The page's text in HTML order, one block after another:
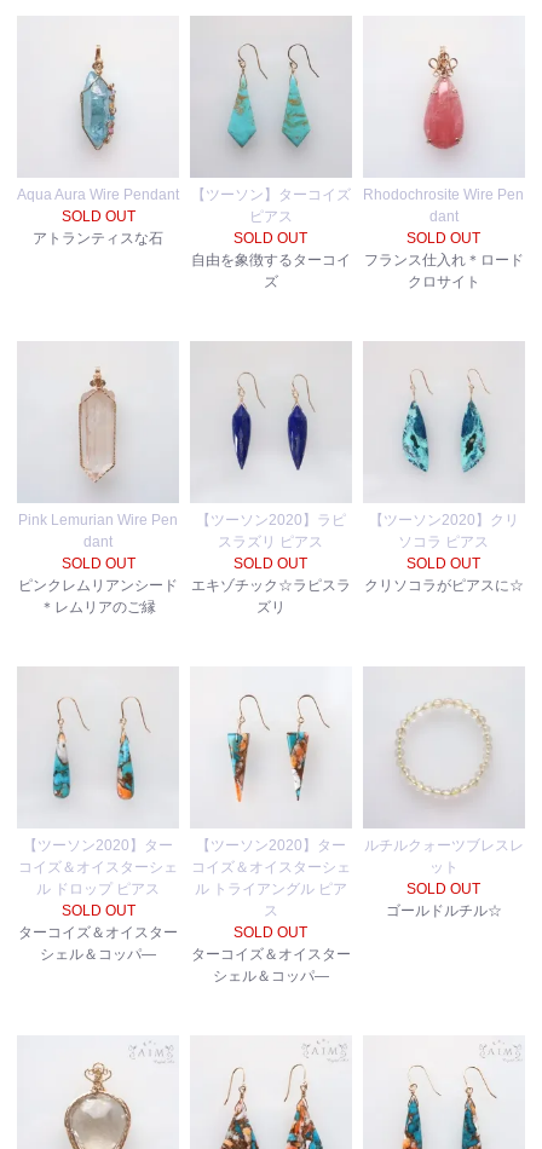
Aqua Aura Wire Pendant
SOLD OUT
アトランティスな石
【ツーソン】ターコイズ
ピアス
SOLD OUT
自由を象徴するターコイ
ズ
Rhodochrosite Wire Pen
dant
SOLD OUT
フランス仕入れ＊ロード
クロサイト
Pink Lemurian Wire Pen
dant
SOLD OUT
ピンクレムリアンシード
＊レムリアのご縁
【ツーソン2020】ラピ
スラズリ ピアス
SOLD OUT
エキゾチック☆ラピスラ
ズリ
【ツーソン2020】クリ
ソコラ ピアス
SOLD OUT
クリソコラがピアスに☆
【ツーソン2020】ター
コイズ＆オイスターシェ
ル ドロップ ピアス
SOLD OUT
ターコイズ＆オイスター
シェル＆コッパ―
【ツーソン2020】ター
コイズ＆オイスターシェ
ル トライアングル ピア
ス
SOLD OUT
ターコイズ＆オイスター
シェル＆コッパ―
ルチルクォーツブレスレ
ット
SOLD OUT
ゴールドルチル☆